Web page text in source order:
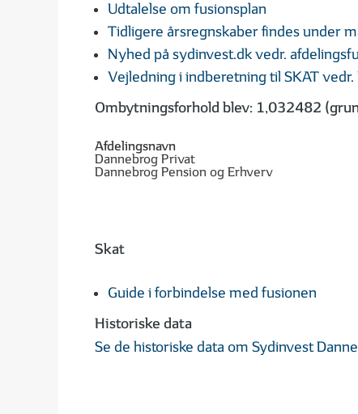
Udtalelse om fusionsplan
Tidligere årsregnskaber findes under
Nyhed på sydinvest.dk vedr.
Vejledning i indberetning til SKAT
Ombytningsforhold blev: 1,032482
Afdelingsnavn
Dannebrog Privat
Dannebrog Pension og Erhverv
Skat
Guide i forbindelse med fusionen
Historiske data
Se de historiske data om Sydinvest